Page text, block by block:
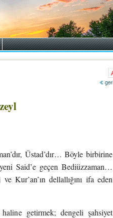
Üstad’dır… Böyle birbirine
Said’e geçen Bediüzzaman…
dellallığını ifa eden
getirmek; dengeli şahsiyet